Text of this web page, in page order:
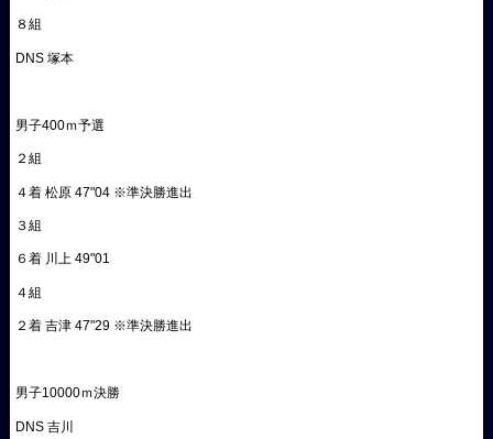
８組
DNS 塚本
男子400ｍ予選
２組
４着 松原 47"04 ※準決勝進出
３組
６着 川上 49"01
４組
２着 吉津 47"29 ※準決勝進出
男子10000ｍ決勝
DNS 吉川